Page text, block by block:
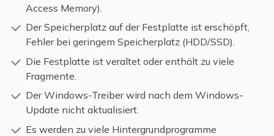
Access Memory).
Der Speicherplatz auf der Festplatte ist erschöpft,
Fehler bei geringem Speicherplatz (HDD/SSD).
Die Festplatte ist veraltet oder enthält zu viele
Fragmente.
Der Windows-Treiber wird nach dem Windows-
Update nicht aktualisiert.
Es werden zu viele Hintergrundprogramme